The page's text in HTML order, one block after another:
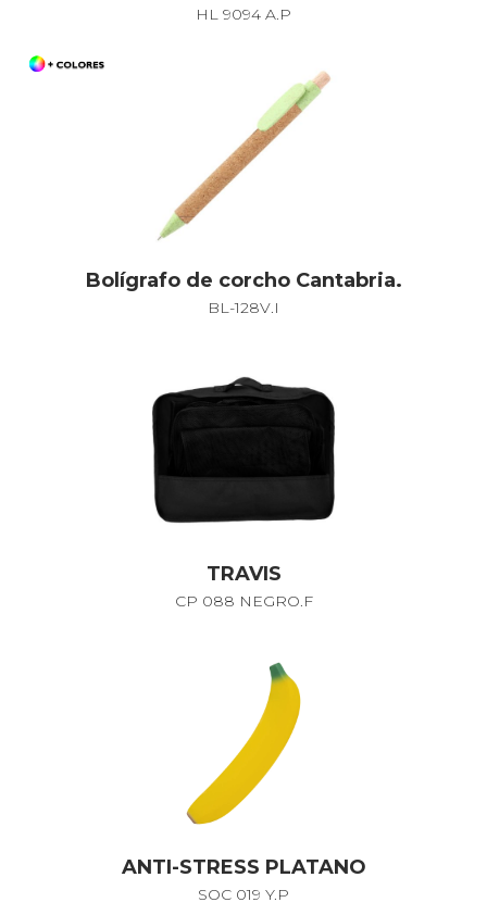
HL 9094 A.P
Bolígrafo de corcho Cantabria.
BL-128V.I
TRAVIS
CP 088 NEGRO.F
ANTI-STRESS PLATANO
SOC 019 Y.P